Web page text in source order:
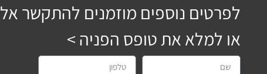
לפרטים נוספים מוזמנים להתקשר אל
או למלא את טופס הפניה >